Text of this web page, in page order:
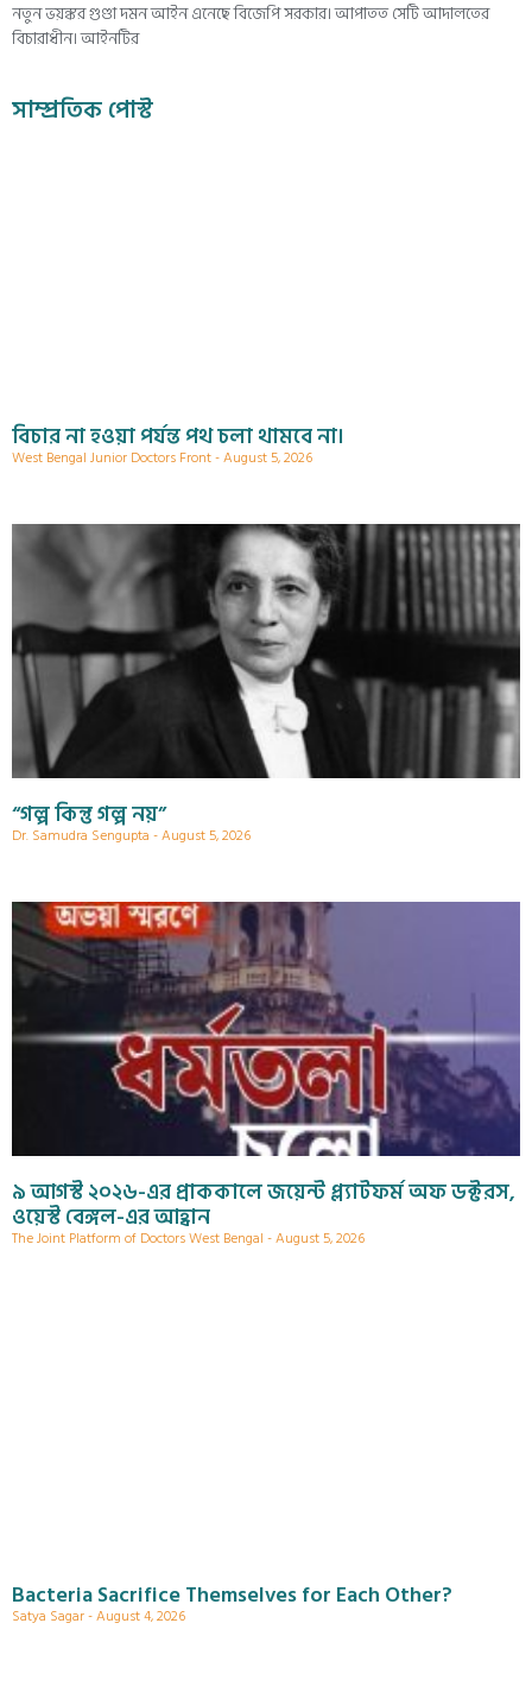
নতুন ভয়ঙ্কর গুণ্ডা দমন আইন এনেছে বিজেপি সরকার। আপাতত সেটি আদালতের
বিচারাধীন। আইনটির
সাম্প্রতিক পোস্ট
বিচার না হওয়া পর্যন্ত পথ চলা থামবে না।
West Bengal Junior Doctors Front August 5, 2026
“গল্প কিন্তু গল্প নয়”
Dr. Samudra Sengupta August 5, 2026
৯ আগস্ট ২০২৬-এর প্রাককালে জয়েন্ট প্ল্যাটফর্ম অফ ডক্টরস,
ওয়েস্ট বেঙ্গল-এর আহ্বান
The Joint Platform of Doctors West Bengal August 5, 2026
Bacteria Sacrifice Themselves for Each Other?
Satya Sagar August 4, 2026